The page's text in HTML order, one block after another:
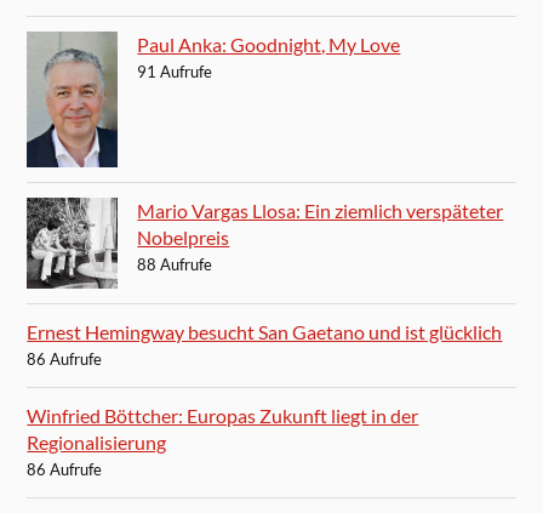
Paul Anka: Goodnight, My Love
91 Aufrufe
Mario Vargas Llosa: Ein ziemlich verspäteter
Nobelpreis
88 Aufrufe
Ernest Hemingway besucht San Gaetano und ist glücklich
86 Aufrufe
Winfried Böttcher: Europas Zukunft liegt in der
Regionalisierung
86 Aufrufe